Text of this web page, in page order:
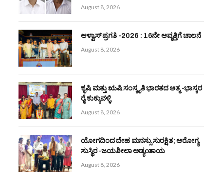
August 8, 2026
ಆಳ್ವಾಸ್ ಪ್ರಗತಿ -2026 : 16ನೇ ಆವೃತ್ತಿಗೆ ಚಾಲನೆ
August 8, 2026
ಕೃಷಿ ಮತ್ತು ಋಷಿ ಸಂಸ್ಕೃತಿ ಭಾರತದ ಆತ್ಮ -ಭಾಸ್ಕರ
ರೈ ಕುಕ್ಕುವಳ್ಳಿ
August 8, 2026
ಯೋಗದಿಂದ ದೇಹ ಮನಸ್ಸು ಸುರಕ್ಷಿತ; ಆರೋಗ್ಯ
ಸುಸ್ಥಿರ -ಜಯಶೀಲಾ ಅಡ್ಯoತಾಯ
August 8, 2026